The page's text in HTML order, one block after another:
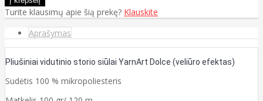
Turite klausimų apie šią prekę? Klauskite
Aprašymas
Pliušiniai vidutinio storio siūlai YarnArt Dolce (veliūro efektas)
Sudėtis 100 % mikropoliesteris